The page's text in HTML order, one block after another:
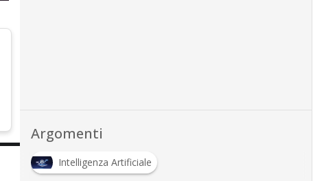
Argomenti
Intelligenza Artificiale